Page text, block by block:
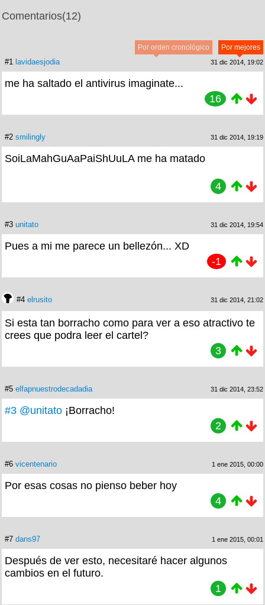
Comentarios(12)
Por mejores
Por orden cronológico
#1 lavidaesjodia 31 dic 2014, 19:02
me ha saltado el antivirus imaginate...
16
#2 smilingly 31 dic 2014, 19:19
SoiLaMahGuAaPaiShUuLA me ha matado
4
#3 unitato 31 dic 2014, 19:54
Pues a mi me parece un bellezón... XD
-1
#4 elrusito 31 dic 2014, 21:02
Si esta tan borracho como para ver a eso atractivo te
crees que podra leer el cartel?
3
#5 elfapnuestrodecadadia 31 dic 2014, 23:52
#3 @unitato ¡Borracho!
2
#6 vicentenario 1 ene 2015, 00:00
Por esas cosas no pienso beber hoy
4
#7 dans97 1 ene 2015, 00:01
Después de ver esto, necesitaré hacer algunos
cambios en el futuro.
1